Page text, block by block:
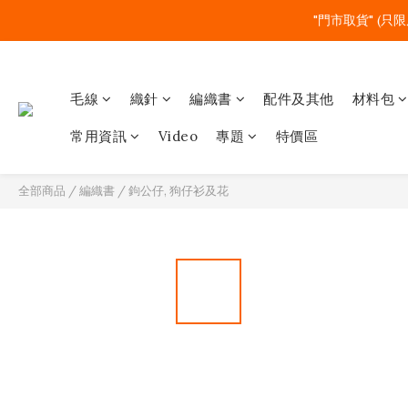
"門市取貨" (只
毛線 織針 編織書 配件及其他 材料包
常用資訊 Video 專題 特價區
全部商品 /編織書 /鉤公仔, 狗仔衫及花